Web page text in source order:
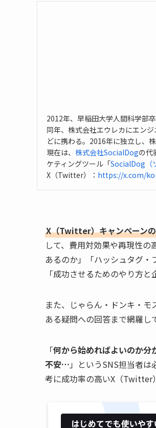
2012年、早稲田大学人間科学部卒
同年、株式会社エウレカにエン
どに携わる。2016年に独立し、
現在は、 株式会社SocialDogの代
ケティングツール「SocialDog（
X（Twitter）： https://x.com/
X（Twitter）キャンペーン
して、費用対効果や再現性
あるのか」「ハッシュタグ・
「成功させるためのやり方
また、じゃらん・ドンキ・
ある疑問への回答まで網羅し
「何から始めればよいのか分
不安… 」というSNS担当者
考に成功率の高いX（Twitter